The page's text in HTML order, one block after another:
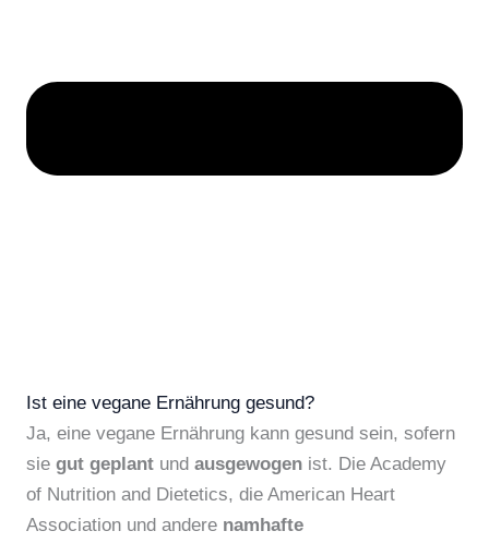
Ist eine vegane Ernährung gesund?
Ja, eine vegane Ernährung kann gesund sein, sofern
sie gut geplant und ausgewogen ist. Die Academy
of Nutrition and Dietetics, die American Heart
Association und andere namhafte